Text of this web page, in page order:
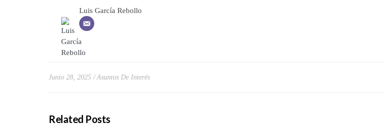
Luis García Rebollo
Junio 28, 2025 Asuntos De Interés
Related Posts